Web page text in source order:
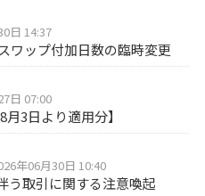
日 14:37
ワップ付加日数の臨時変更
日 07:00
3日より適用分】
年06月30日 10:40
う取引に関する注意喚起